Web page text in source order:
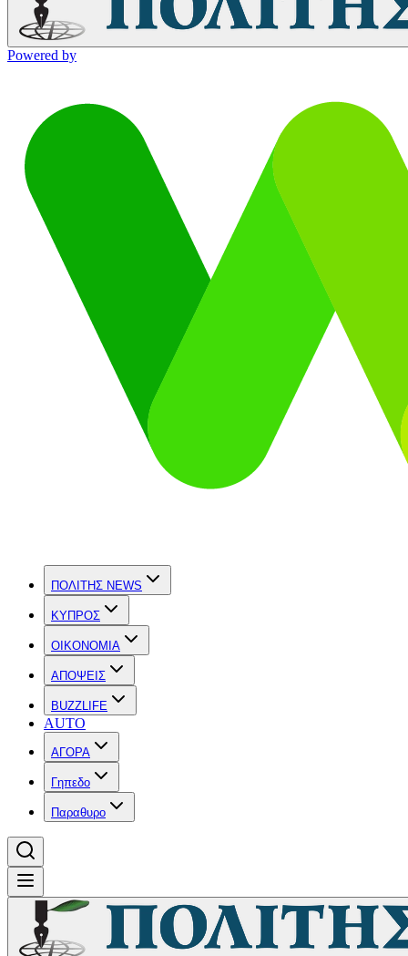
Powered by
ΠΟΛΙΤΗΣ NEWS
ΚΥΠΡΟΣ
OIKONOMIA
ΑΠΟΨΕΙΣ
BUZZLIFE
AUTO
ΑΓΟΡΑ
Γηπεδο
Παραθυρο